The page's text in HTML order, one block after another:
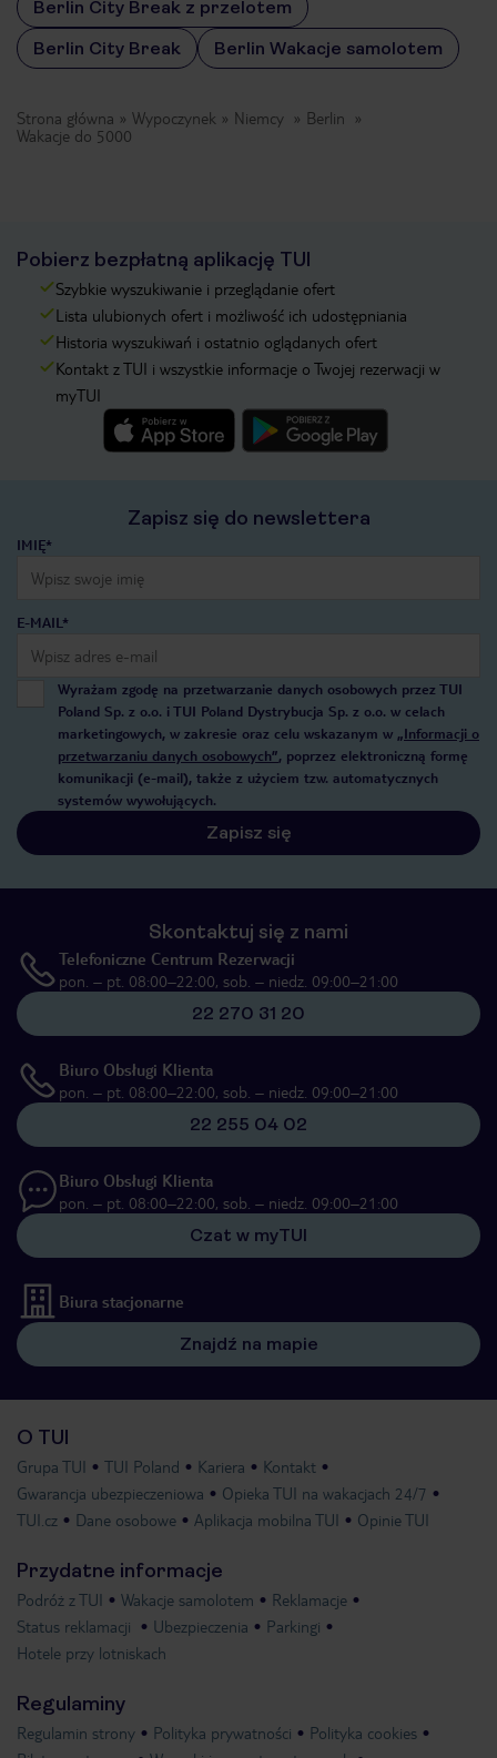
Berlin City Break z przelotem
Berlin City Break
Berlin Wakacje samolotem
Strona główna Wypoczynek Niemcy
Berlin
Wakacje do 5000
Pobierz bezpłatną aplikację TUI
Szybkie wyszukiwanie i przeglądanie ofert
Lista ulubionych ofert i możliwość ich udostępniania
Historia wyszukiwań i ostatnio oglądanych ofert
Kontakt z TUI i wszystkie informacje o Twojej rezerwacji w
myTUI
Zapisz się do newslettera
IMIĘ*
E-MAIL*
Wyrażam zgodę na przetwarzanie danych osobowych przez TUI
Poland Sp. z o.o. i TUI Poland Dystrybucja Sp. z o.o. w celach
marketingowych, w zakresie oraz celu wskazanym w „Informacji o
przetwarzaniu danych osobowych”, poprzez elektroniczną formę
komunikacji (e-mail), także z użyciem tzw. automatycznych
systemów wywołujących.
Zapisz się
Skontaktuj się z nami
Telefoniczne Centrum Rezerwacji
pon. – pt. 08:00–22:00, sob. – niedz. 09:00–21:00
22 270 31 20
Biuro Obsługi Klienta
pon. – pt. 08:00–22:00, sob. – niedz. 09:00–21:00
22 255 04 02
Biuro Obsługi Klienta
pon. – pt. 08:00–22:00, sob. – niedz. 09:00–21:00
Czat w myTUI
Biura stacjonarne
Znajdź na mapie
O TUI
Grupa TUI TUI Poland Kariera
Kontakt
Gwarancja ubezpieczeniowa
Opieka TUI na wakacjach 24/7
TUI.cz
Dane osobowe Aplikacja mobilna TUI Opinie TUI
Przydatne informacje
Podróż z TUI Wakacje samolotem
Reklamacje
Status reklamacji
Ubezpieczenia
Parkingi
Hotele przy lotniskach
Regulaminy
Regulamin strony Polityka prywatności
Polityka cookies